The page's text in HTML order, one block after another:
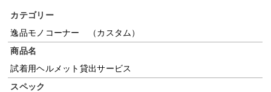
カテゴリー
逸品モノコーナー （カスタム）
商品名
試着用ヘルメット貸出サービス
スペック